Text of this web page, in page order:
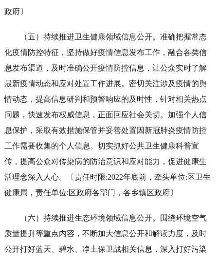
政府〕
（五）持续推进卫生健康领域信息公开。准确把握常态
化疫情防控特征，坚持做好疫情信息发布工作，融合各类信
息发布渠道，及时准确公开疫情防控信息，让公众实时了解
最新疫情动态和应对处置工作进展。密切关注涉及疫情的舆
情动态，提高信息研判和预警响应的及时性，针对相关热点
问题，快速发布权威信息，正面回应社会关切。加强个人信
息保护，采取有效措施保管并妥善处置因新冠肺炎疫情防控
工作需要收集的个人信息。切实抓好公共卫生健康科普宣
传，提高公众对传染病的防治意识和应对能力，促进健康生
活理念深入人心。〔责任时限:2022年底前，牵头单位:区卫生
健康局，责任单位:区政府各部门，各乡镇区政府〕
（六）持续推进生态环境领域信息公开。围绕环境空气
质量提升等重点内容，不断加大信息公开和解读力度，及时
公开打好蓝天、碧水、净土保卫战相关信息，深入打好污染